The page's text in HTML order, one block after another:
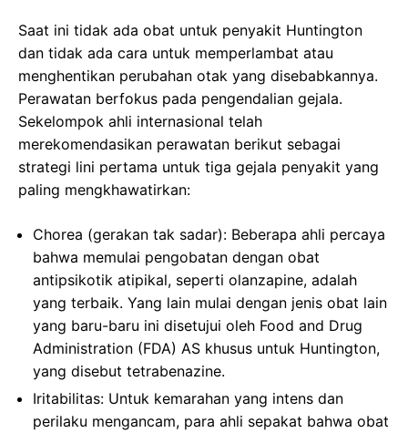
Saat ini tidak ada obat untuk penyakit Huntington
dan tidak ada cara untuk memperlambat atau
menghentikan perubahan otak yang disebabkannya.
Perawatan berfokus pada pengendalian gejala.
Sekelompok ahli internasional telah
merekomendasikan perawatan berikut sebagai
strategi lini pertama untuk tiga gejala penyakit yang
paling mengkhawatirkan:
Chorea (gerakan tak sadar): Beberapa ahli percaya
bahwa memulai pengobatan dengan obat
antipsikotik atipikal, seperti olanzapine, adalah
yang terbaik. Yang lain mulai dengan jenis obat lain
yang baru-baru ini disetujui oleh Food and Drug
Administration (FDA) AS khusus untuk Huntington,
yang disebut tetrabenazine.
Iritabilitas: Untuk kemarahan yang intens dan
perilaku mengancam, para ahli sepakat bahwa obat